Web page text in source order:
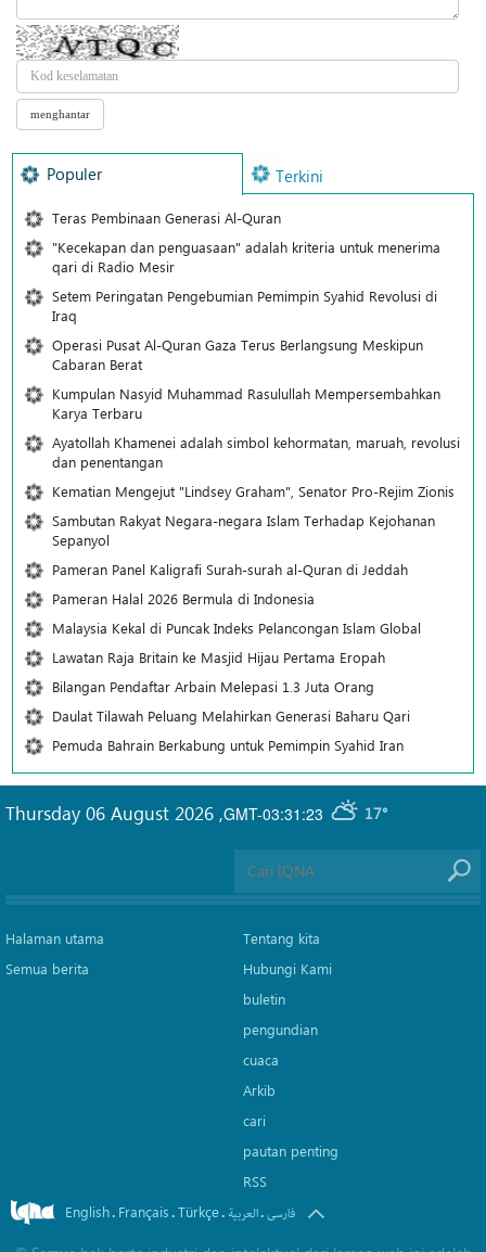
Populer Terkini
Teras Pembinaan Generasi Al-Quran
"Kecekapan dan penguasaan" adalah kriteria untuk menerima
qari di Radio Mesir
Setem Peringatan Pengebumian Pemimpin Syahid Revolusi di
Iraq
Operasi Pusat Al-Quran Gaza Terus Berlangsung Meskipun
Cabaran Berat
Kumpulan Nasyid Muhammad Rasulullah Mempersembahkan
Karya Terbaru
Ayatollah Khamenei adalah simbol kehormatan, maruah, revolusi
dan penentangan
Kematian Mengejut "Lindsey Graham", Senator Pro-Rejim Zionis
Sambutan Rakyat Negara-negara Islam Terhadap Kejohanan
Sepanyol
Pameran Panel Kaligrafi Surah-surah al-Quran di Jeddah
Pameran Halal 2026 Bermula di Indonesia
Malaysia Kekal di Puncak Indeks Pelancongan Islam Global
Lawatan Raja Britain ke Masjid Hijau Pertama Eropah
Bilangan Pendaftar Arbain Melepasi 1.3 Juta Orang
Daulat Tilawah Peluang Melahirkan Generasi Baharu Qari
Pemuda Bahrain Berkabung untuk Pemimpin Syahid Iran
GMT-03:31:23 17°
Thursday 06 August 2026 ,
Halaman utama
Semua berita
Tentang kita
Hubungi Kami
buletin
pengundian
cuaca
Arkib
cari
pautan penting
RSS
English. Français.Türkçe. العربیة.فارسی